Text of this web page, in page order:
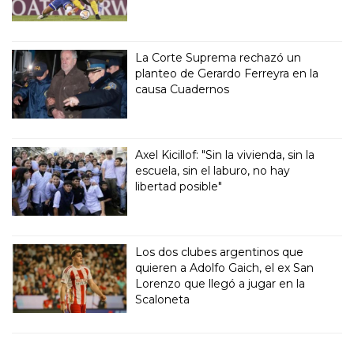
La Corte Suprema rechazó un
planteo de Gerardo Ferreyra en la
causa Cuadernos
Axel Kicillof: "Sin la vivienda, sin la
escuela, sin el laburo, no hay
libertad posible"
Los dos clubes argentinos que
quieren a Adolfo Gaich, el ex San
Lorenzo que llegó a jugar en la
Scaloneta